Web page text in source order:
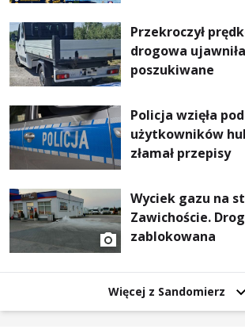
Przekroczył
drogowa
poszukiwane
Policja wzięła
użytkowników
złamał przepisy
Wyciek gazu na
Zawichoście.
zablokowana
Więcej z Sandomierz